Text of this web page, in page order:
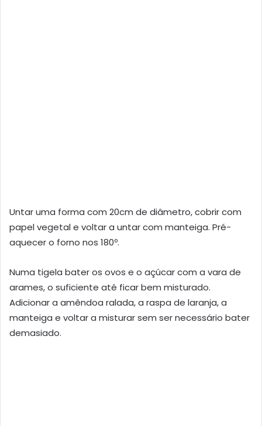
Untar uma forma com 20cm de diâmetro, cobrir com
papel vegetal e voltar a untar com manteiga. Pré-
aquecer o forno nos 180º.
Numa tigela bater os ovos e o açúcar com a vara de
arames, o suficiente até ficar bem misturado.
Adicionar a amêndoa ralada, a raspa de laranja, a
manteiga e voltar a misturar sem ser necessário bater
demasiado.